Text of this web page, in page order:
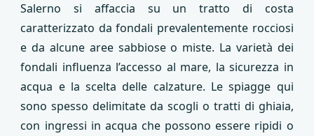
Salerno si affaccia su un tratto di costa
caratterizzato da fondali prevalentemente rocciosi
e da alcune aree sabbiose o miste. La varietà dei
fondali influenza l’accesso al mare, la sicurezza in
acqua e la scelta delle calzature. Le spiagge qui
sono spesso delimitate da scogli o tratti di ghiaia,
con ingressi in acqua che possono essere ripidi o